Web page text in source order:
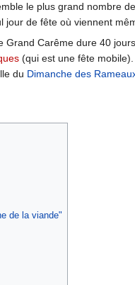
le plus grand nombre
de fête où viennent
Carême dure 40
(qui est une fête
du Dimanche des
de la viande"